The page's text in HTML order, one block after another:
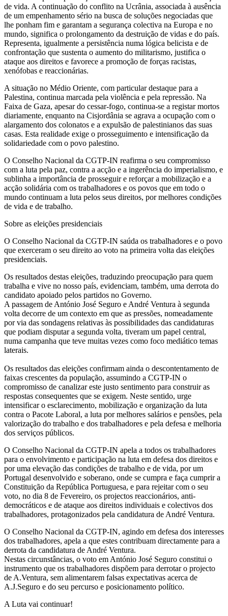
de vida. A continuação do conflito na Ucrânia, associada à ausência
de um empenhamento sério na busca de soluções negociadas que
lhe ponham fim e garantam a segurança colectiva na Europa e no
mundo, significa o prolongamento da destruição de vidas e do país.
Representa, igualmente a persistência numa lógica belicista e de
confrontação que sustenta o aumento do militarismo, justifica o
ataque aos direitos e favorece a promoção de forças racistas,
xenófobas e reaccionárias.
A situação no Médio Oriente, com particular destaque para a
Palestina, continua marcada pela violência e pela repressão. Na
Faixa de Gaza, apesar do cessar-fogo, continua-se a registar mortos
diariamente, enquanto na Cisjordânia se agrava a ocupação com o
alargamento dos colonatos e a expulsão de palestinianos das suas
casas. Esta realidade exige o prosseguimento e intensificação da
solidariedade com o povo palestino.
O Conselho Nacional da CGTP-IN reafirma o seu compromisso
com a luta pela paz, contra a acção e a ingerência do imperialismo, e
sublinha a importância de prosseguir e reforçar a mobilização e a
acção solidária com os trabalhadores e os povos que em todo o
mundo continuam a luta pelos seus direitos, por melhores condições
de vida e de trabalho.
Sobre as eleições presidenciais
O Conselho Nacional da CGTP-IN saúda os trabalhadores e o povo
que exerceram o seu direito ao voto na primeira volta das eleições
presidenciais.
Os resultados destas eleições, traduzindo preocupação para quem
trabalha e vive no nosso país, evidenciam, também, uma derrota do
candidato apoiado pelos partidos no Governo.
A passagem de António José Seguro e André Ventura à segunda
volta decorre de um contexto em que as pressões, nomeadamente
por via das sondagens relativas às possibilidades das candidaturas
que podiam disputar a segunda volta, tiveram um papel central,
numa campanha que teve muitas vezes como foco mediático temas
laterais.
Os resultados das eleições confirmam ainda o descontentamento de
faixas crescentes da população, assumindo a CGTP-IN o
compromisso de canalizar este justo sentimento para construir as
respostas consequentes que se exigem. Neste sentido, urge
intensificar o esclarecimento, mobilização e organização da luta
contra o Pacote Laboral, a luta por melhores salários e pensões, pela
valorização do trabalho e dos trabalhadores e pela defesa e melhoria
dos serviços públicos.
O Conselho Nacional da CGTP-IN apela a todos os trabalhadores
para o envolvimento e participação na luta em defesa dos direitos e
por uma elevação das condições de trabalho e de vida, por um
Portugal desenvolvido e soberano, onde se cumpra e faça cumprir a
Constituição da República Portuguesa, e para rejeitar com o seu
voto, no dia 8 de Fevereiro, os projectos reaccionários, anti-
democráticos e de ataque aos direitos individuais e colectivos dos
trabalhadores, protagonizados pela candidatura de André Ventura.
O Conselho Nacional da CGTP-IN, agindo em defesa dos interesses
dos trabalhadores, apela a que estes contribuam directamente para a
derrota da candidatura de André Ventura.
Nestas circunstâncias, o voto em António José Seguro constitui o
instrumento que os trabalhadores dispõem para derrotar o projecto
de A.Ventura, sem alimentarem falsas expectativas acerca de
A.J.Seguro e do seu percurso e posicionamento político.
A Luta vai continuar!